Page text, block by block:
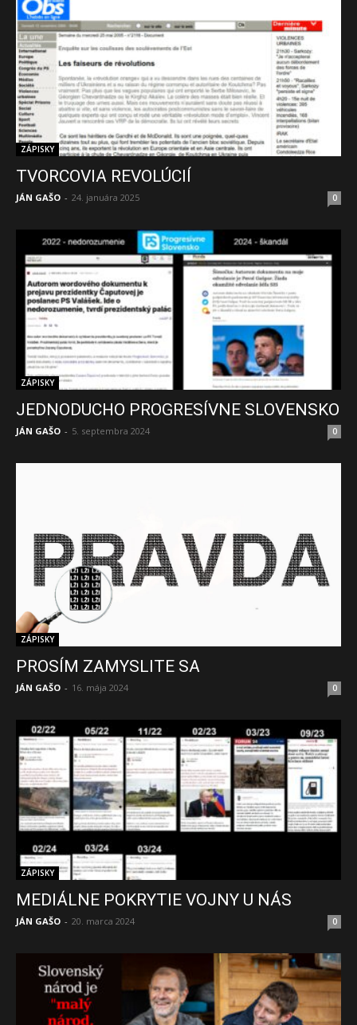
ZÁPISKY
TVORCOVIA REVOLÚCIÍ
JÁN GAŠO - 24. januára 2025 0
ZÁPISKY
JEDNODUCHO PROGRESÍVNE SLOVENSKO
JÁN GAŠO - 5. septembra 2024 0
ZÁPISKY
PROSÍM ZAMYSLITE SA
JÁN GAŠO - 16. mája 2024 0
ZÁPISKY
MEDIÁLNE POKRYTIE VOJNY U NÁS
JÁN GAŠO - 20. marca 2024 0